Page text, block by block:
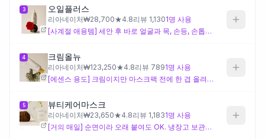
Login
3 오일플러스
리아네이처₩28,700★4.8리뷰 1,1301명 사용
[사계절 애용템] 세안 후 바로 얼굴과 목, 손등, 손톱까지 꼼꼼히. 지성·건성 상관없이 데일리로!
4 크림올뉴
리아네이처₩123,250★4.8리뷰 7891명 사용
[에센스 용도] 크림이지만 마스크팩 전에 한 겹 올려주면 보습이 확실히 더 채워져요.
5 뷰티케어마스크
리아네이처₩23,650★4.8리뷰 1,1831명 사용
[거의 매일] 순면이라 오래 붙여도 OK. 냉장고 보관이 꿀팁! 촬영 다녀온 날엔 붙이고 잠들기도.